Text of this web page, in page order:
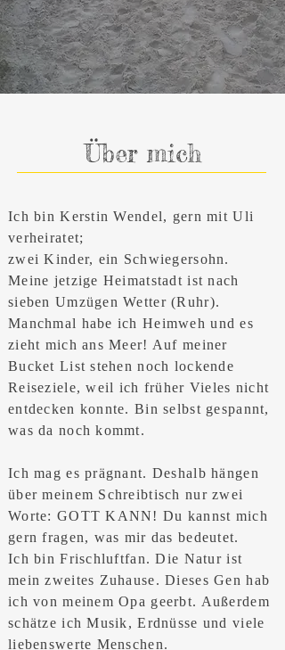
Über mich
Ich bin Kerstin Wendel, gern mit Uli
verheiratet;
zwei Kinder, ein Schwiegersohn.
Meine jetzige Heimatstadt ist nach
sieben Umzügen Wetter (Ruhr).
Manchmal habe ich Heimweh und es
zieht mich ans Meer! Auf meiner
Bucket List stehen noch lockende
Reiseziele, weil ich früher Vieles nicht
entdecken konnte. Bin selbst gespannt,
was da noch kommt.
Ich mag es prägnant. Deshalb hängen
über meinem Schreibtisch nur zwei
Worte: GOTT KANN! Du kannst mich
gern fragen, was mir das bedeutet.
Ich bin Frischluftfan. Die Natur ist
mein zweites Zuhause. Dieses Gen hab
ich von meinem Opa geerbt. Außerdem
schätze ich Musik, Erdnüsse und viele
liebenswerte Menschen.